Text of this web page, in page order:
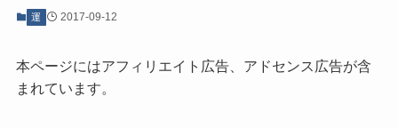
運 2017-09-12
本ページにはアフィリエイト広告、アドセンス広告が含
まれています。